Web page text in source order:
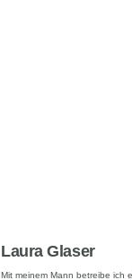
Laura Glaser
Mit meinem Mann betreibe ich